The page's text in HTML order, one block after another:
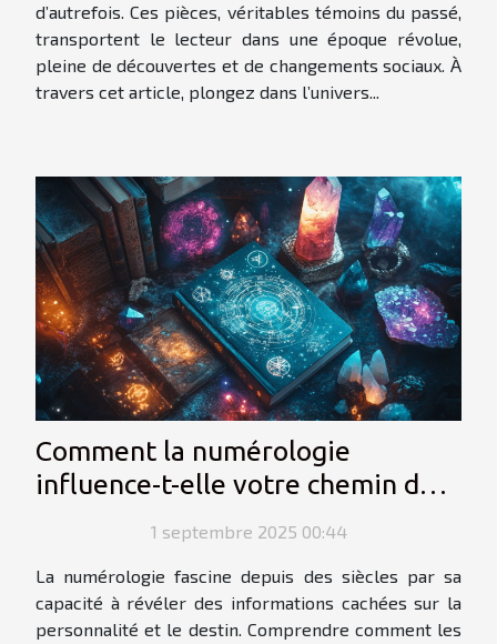
d’autrefois. Ces pièces, véritables témoins du passé,
transportent le lecteur dans une époque révolue,
pleine de découvertes et de changements sociaux. À
travers cet article, plongez dans l’univers...
Comment la numérologie
influence-t-elle votre chemin de
1 septembre 2025 00:44
La numérologie fascine depuis des siècles par sa
capacité à révéler des informations cachées sur la
personnalité et le destin. Comprendre comment les